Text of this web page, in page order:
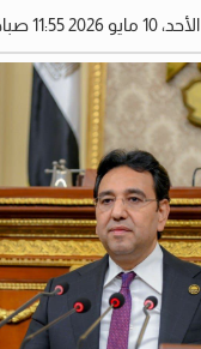
الأحد، 10 مايو 2026 11:55 صباحًا